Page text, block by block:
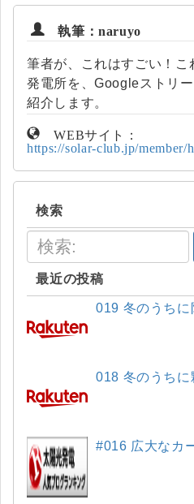
執筆：naruyo
筆者が、これはすごい！こ
発電所を、Googleストリ
紹介します。
WEBサイト：
https://solar-club.jp/member/
検索
最近の投稿
019 冬のうちに
018 冬のうち
#016 広大なカ